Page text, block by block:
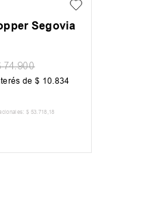
Segovia
74.900
de$ 10.834
$ 53 718 18